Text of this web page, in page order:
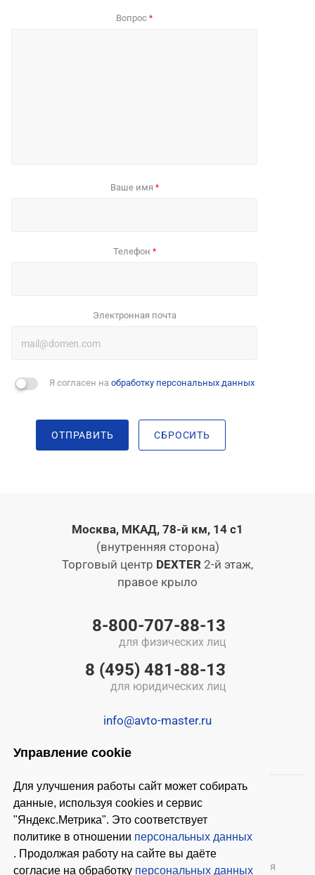
Управление cookie
Для улучшения работы сайт может собирать
данные, используя cookies и сервис
"Яндекс.Метрика". Это соответствует
политике в отношении персональных данных
. Продолжая работу на сайте вы даёте
согласие на обработку персональных данных
Вопрос *
Ваше имя *
Телефон *
Электронная почта
Я согласен на обработку персональных данных
ОТПРАВИТЬ СБРОСИТЬ
Москва, МКАД, 78-й км, 14 с1
(внутренняя сторона)
Торговый центр DEXTER 2-й этаж,
правое крыло
8-800-707-88-13
для физических лиц
8 (495) 481-88-13
для юридических лиц
info@avto-master.ru
© 2026 ООО «Автомастер»— оборудование для